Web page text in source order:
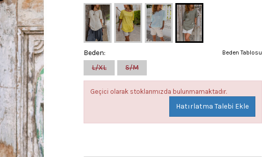
Beden Tablosu
Beden:
L/XL
S/M
Geçici olarak stoklarımızda bulunmamaktadır.
Hatırlatma Talebi Ekle